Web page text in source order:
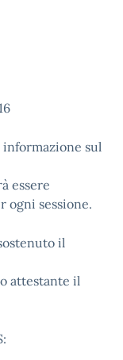
sul
essere
ogni sessione.
il
attestante il